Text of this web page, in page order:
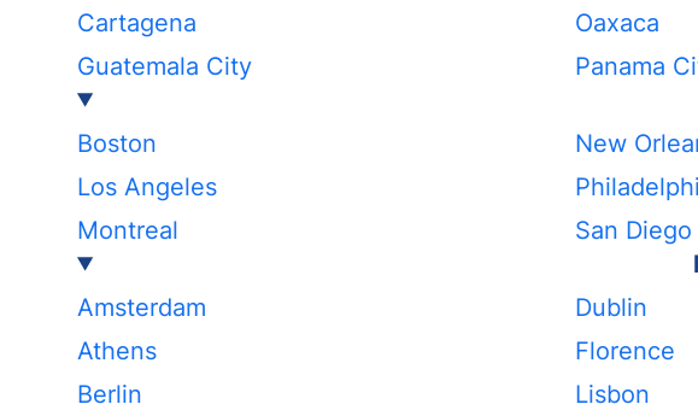
Cartagena
Guatemala City
Oaxaca
Panama
Boston
Los Angeles
Montreal
New
San Diego
Amsterdam
Athens
Berlin
Dublin
Florence
Lisbon